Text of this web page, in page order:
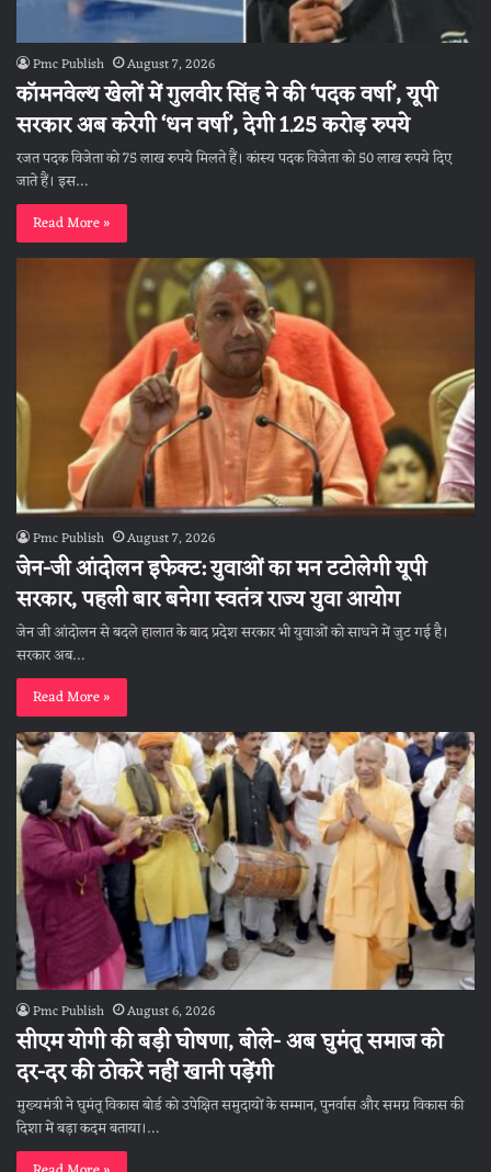
Pmc Publish August 7, 2026
कॉमनवेल्थ खेलों में गुलवीर सिंह ने की ‘पदक वर्षा’, यूपी
सरकार अब करेगी ‘धन वर्षा’, देगी 1.25 करोड़ रुपये
रजत पदक विजेता को 75 लाख रुपये मिलते हैं। कांस्य पदक विजेता को 50 लाख रुपये दिए
जाते हैं। इस…
Read More »
Pmc Publish August 7, 2026
जेन-जी आंदोलन इफेक्ट: युवाओं का मन टटोलेगी यूपी
सरकार, पहली बार बनेगा स्वतंत्र राज्य युवा आयोग
जेन जी आंदोलन से बदले हालात के बाद प्रदेश सरकार भी युवाओं को साधने में जुट गई है।
सरकार अब…
Read More »
Pmc Publish August 6, 2026
सीएम योगी की बड़ी घोषणा, बोले- अब घुमंतू समाज को
दर-दर की ठोकरें नहीं खानी पड़ेंगी
मुख्यमंत्री ने घुमंतू विकास बोर्ड को उपेक्षित समुदायों के सम्मान, पुनर्वास और समग्र विकास की
दिशा में बड़ा कदम बताया।…